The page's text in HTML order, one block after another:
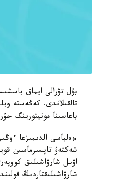
بۇل تۋرالى ايماق
تالقىلاندى. كەڭەستە
باعاسىنا مونيتورينگ
«ەلباسى الدىمىزعا
شەكتەۋ تاپسىرماسىن
اۋىل شارۋاشىلىق
شارۋاشىلىقتاردىڭ